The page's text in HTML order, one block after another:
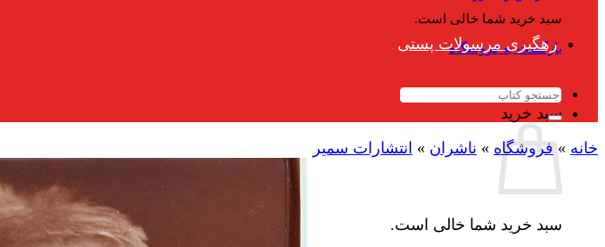
سبد خرید شما خالی است.
بازگشت به فروشگاه
سبد خرید
سبد خرید شما خالی است.
رهگیری مرسولات پستی
جستجو
برای:
خانه » فروشگاه » ناشران » انتشارات سمیر